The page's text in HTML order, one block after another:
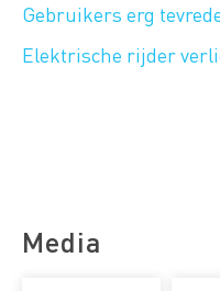
Gebruikers erg
Elektrische rijder
Media